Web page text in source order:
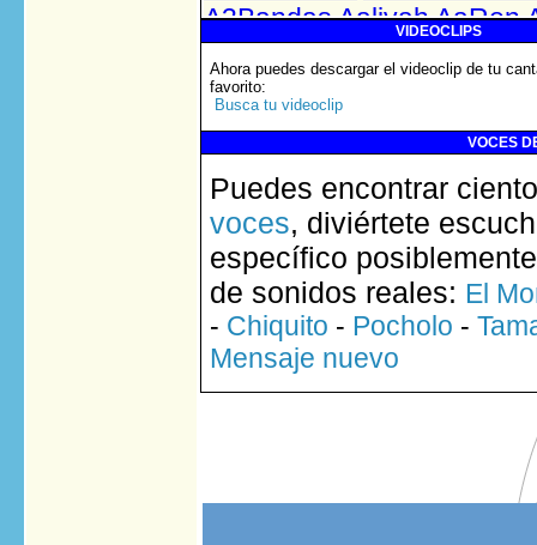
VIDEOCLIPS
Ahora puedes descargar el videoclip de tu
favorito:
Busca tu videoclip
VOCES
Puedes encontrar
voces, diviértete
específico
de sonidos reales: El
- Chiquito - Pocholo -
Mensaje nuevo